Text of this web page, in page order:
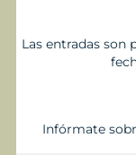
Las entradas son
Infórmate